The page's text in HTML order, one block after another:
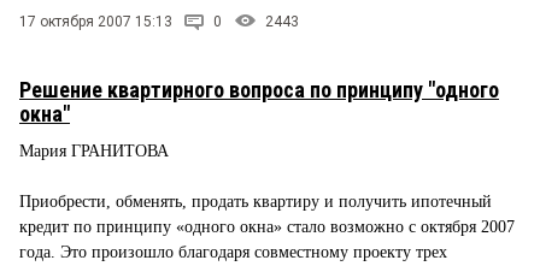
17 октября 2007 15:13 0 2443
Решение квартирного вопроса по принципу "одного
окна"
Мария ГРАНИТОВА
Приобрести, обменять, продать квартиру и получить ипотечный
кредит по принципу «одного окна» стало возможно с октября 2007
года. Это произошло благодаря совместному проекту трех